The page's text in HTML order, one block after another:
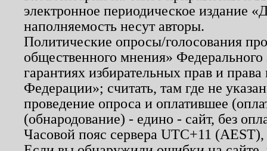
электронное периодическое издание
наполняемость несут авторы.
Политические опросы/голосования
общественного мнения»
гарантиях избирательных прав и
Федерации»; считать, там где не
проведение опроса и оплатившее
(обнародование) - едино - сайт, без
Часовой пояс сервера UTC+11